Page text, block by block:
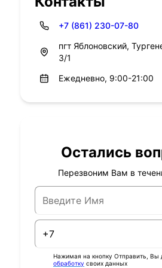
+7 (861) 230-07-80
пгт Яблоновский,
3/1
Ежедневно, 9:00-21:00
Остались
Перезвоним Вам в
Нажимая на кнопку Отправить, Вы
обработку своих данных